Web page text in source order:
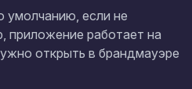
умолчанию, если не
приложение работает на
открыть в брандмауэре